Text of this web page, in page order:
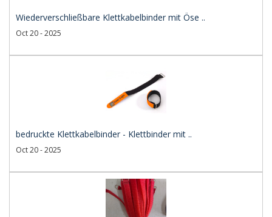
Wiederverschließbare Klettkabelbinder mit Öse ..
Oct 20 - 2025
bedruckte Klettkabelbinder - Klettbinder mit ..
Oct 20 - 2025